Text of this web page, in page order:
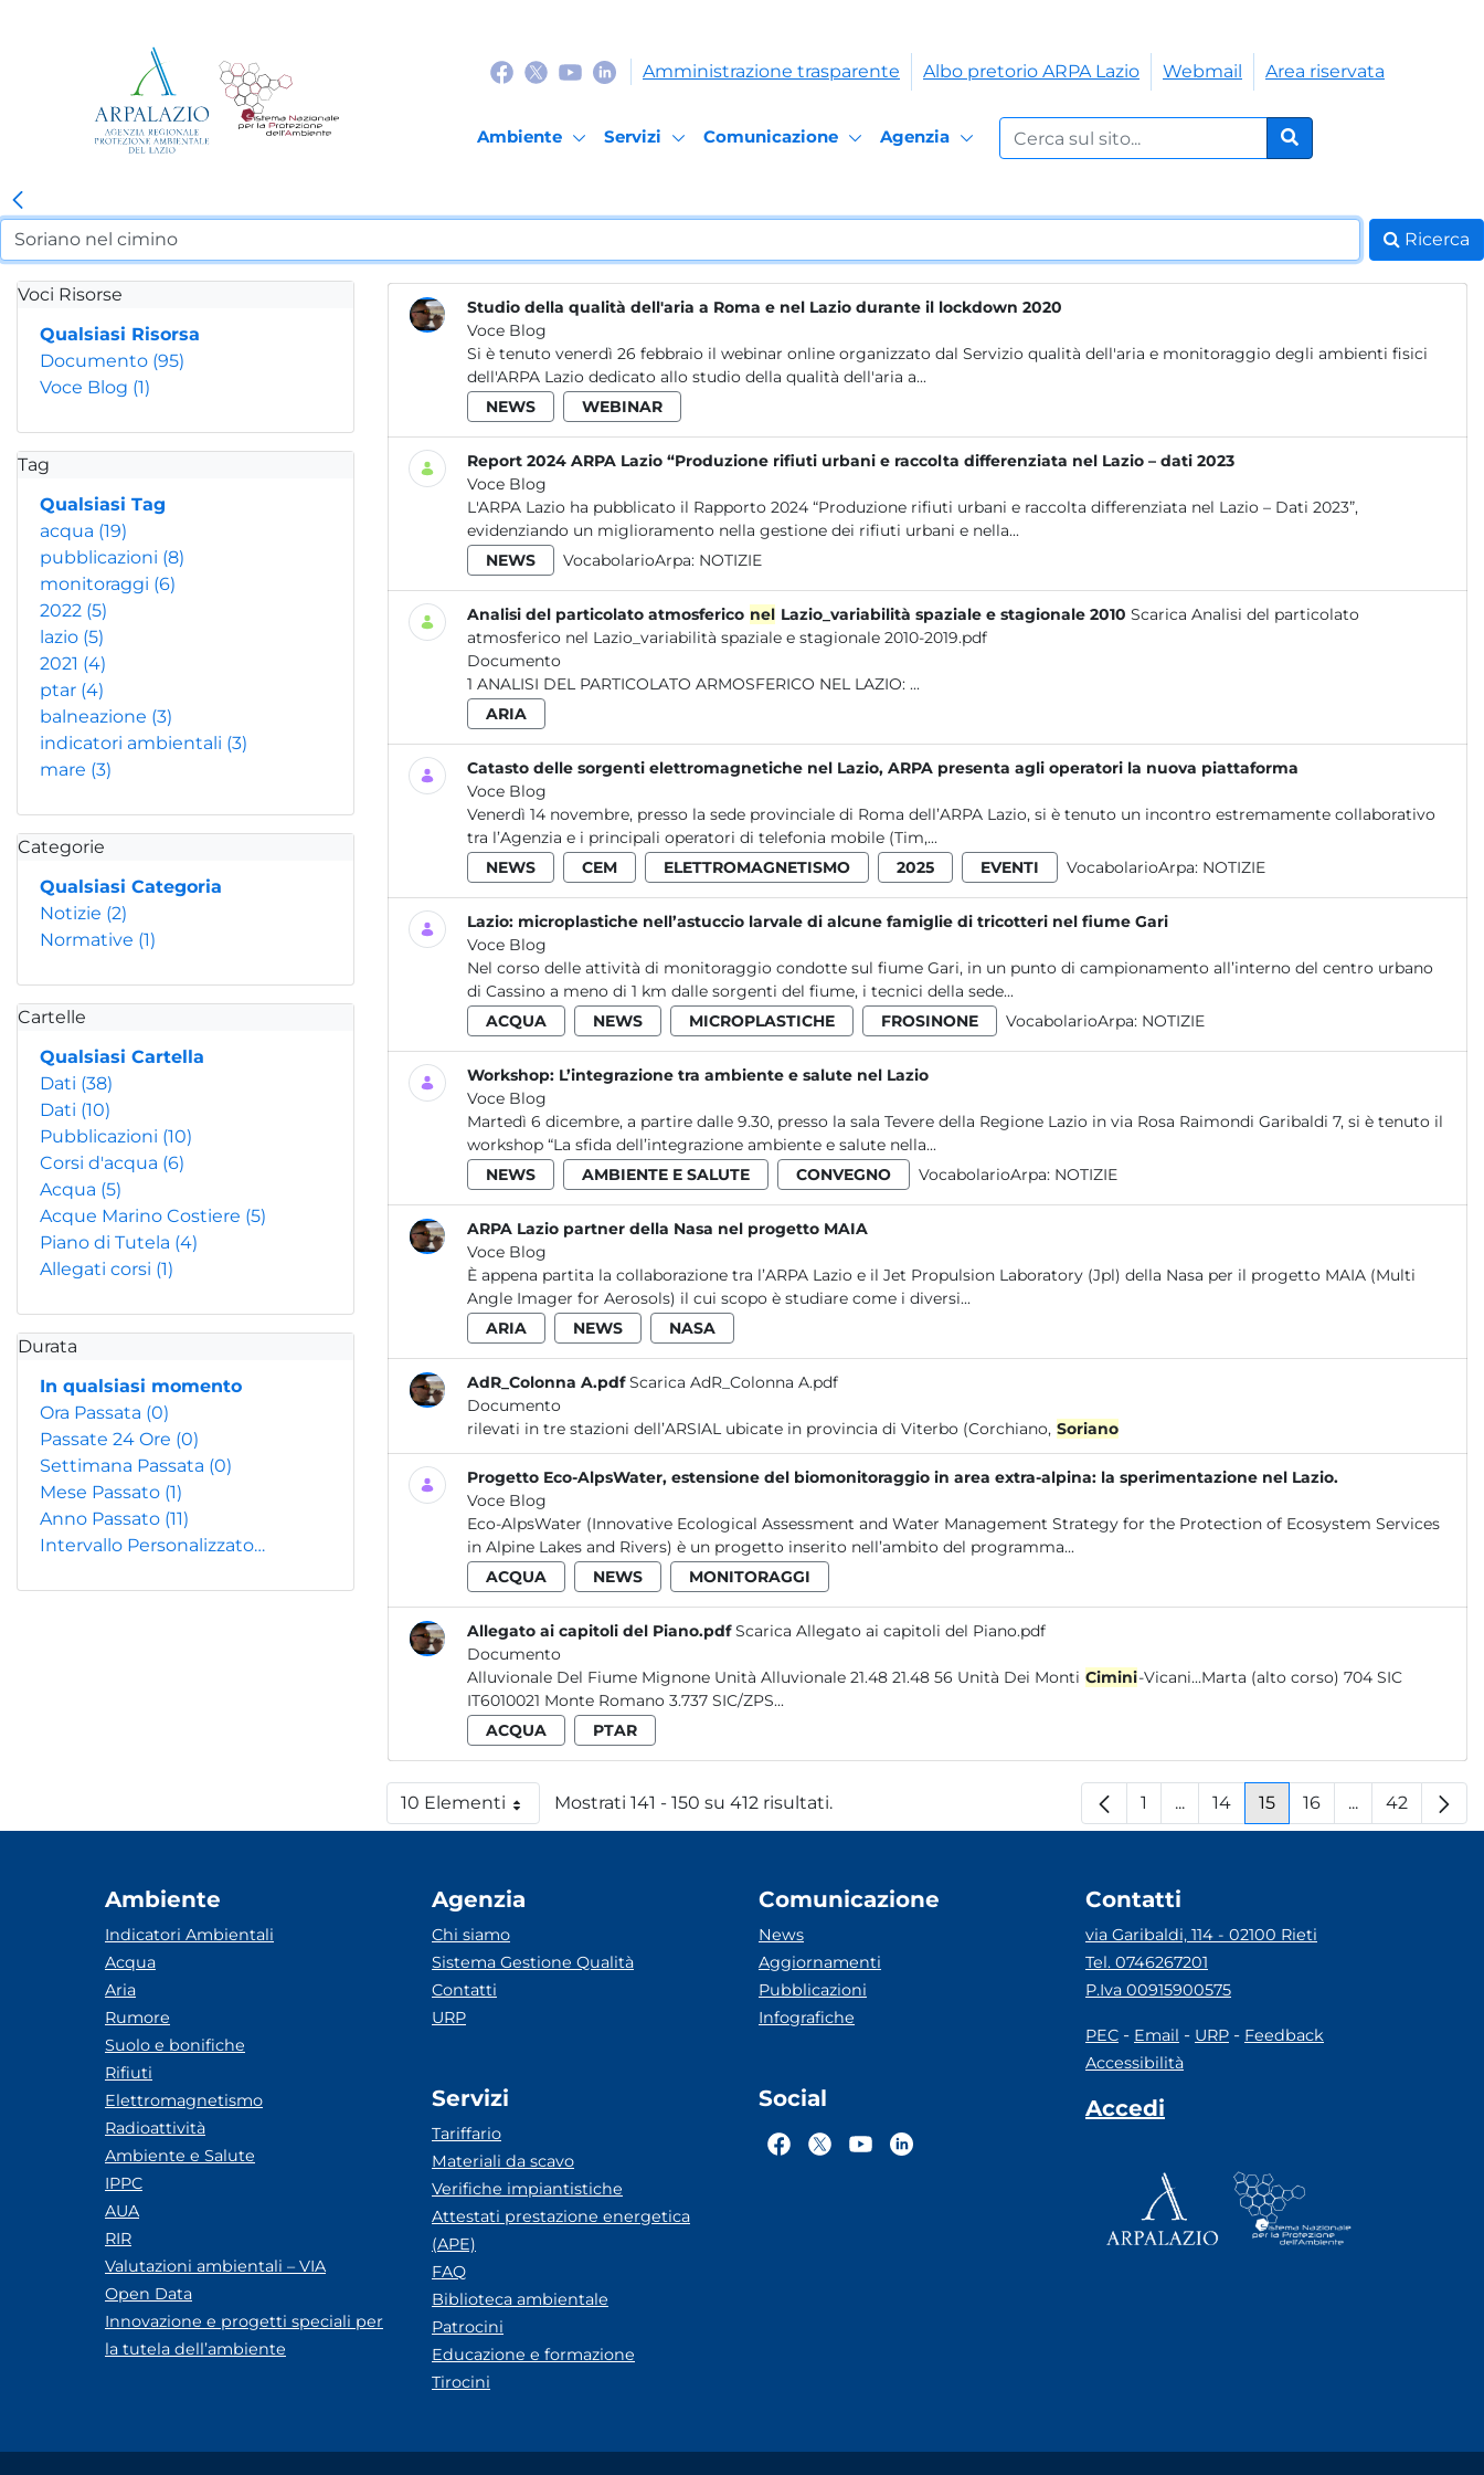
Amministrazione trasparente Albo pretorio ARPA Lazio Webmail Area riservata
Ambiente Servizi Comunicazione Agenzia
Cerca nel sito:
Cerca
Ricerca
Voci Risorse
Qualsiasi Risorsa
Documento (95)
Voce Blog (1)
Tag
Qualsiasi Tag
acqua (19)
pubblicazioni (8)
monitoraggi (6)
2022 (5)
lazio (5)
2021 (4)
ptar (4)
balneazione (3)
indicatori ambientali (3)
mare (3)
Categorie
Qualsiasi Categoria
Notizie (2)
Normative (1)
Cartelle
Qualsiasi Cartella
Dati (38)
Dati (10)
Pubblicazioni (10)
Corsi d'acqua (6)
Acqua (5)
Acque Marino Costiere (5)
Piano di Tutela (4)
Allegati corsi (1)
Durata
In qualsiasi momento
Ora Passata (0)
Passate 24 Ore (0)
Settimana Passata (0)
Mese Passato (1)
Anno Passato (11)
Intervallo Personalizzato…
Studio della qualità dell'aria a Roma e nel Lazio durante il lockdown 2020
Voce Blog
Si è tenuto venerdì 26 febbraio il webinar online organizzato dal Servizio qualità dell'aria e monitoraggio degli ambienti fisici
dell'ARPA Lazio dedicato allo studio della qualità dell'aria a...
NEWS
WEBINAR
Report 2024 ARPA Lazio “Produzione rifiuti urbani e raccolta differenziata nel Lazio – dati 2023
Voce Blog
L'ARPA Lazio ha pubblicato il Rapporto 2024 “Produzione rifiuti urbani e raccolta differenziata nel Lazio – Dati 2023”,
evidenziando un miglioramento nella gestione dei rifiuti urbani e nella...
NEWS
VocabolarioArpa: NOTIZIE
Analisi del particolato atmosferico nel Lazio_variabilità spaziale e stagionale 2010 Scarica Analisi del particolato
atmosferico nel Lazio_variabilità spaziale e stagionale 2010-2019.pdf
Documento
1 ANALISI DEL PARTICOLATO ARMOSFERICO NEL LAZIO: ...
ARIA
Catasto delle sorgenti elettromagnetiche nel Lazio, ARPA presenta agli operatori la nuova piattaforma
Voce Blog
Venerdì 14 novembre, presso la sede provinciale di Roma dell’ARPA Lazio, si è tenuto un incontro estremamente collaborativo
tra l’Agenzia e i principali operatori di telefonia mobile (Tim,...
NEWS
CEM ELETTROMAGNETISMO 2025 EVENTI VocabolarioArpa: NOTIZIE
Lazio: microplastiche nell’astuccio larvale di alcune famiglie di tricotteri nel fiume Gari
Voce Blog
Nel corso delle attività di monitoraggio condotte sul fiume Gari, in un punto di campionamento all’interno del centro urbano
di Cassino a meno di 1 km dalle sorgenti del fiume, i tecnici della sede...
ACQUA
NEWS MICROPLASTICHE FROSINONE VocabolarioArpa: NOTIZIE
Workshop: L’integrazione tra ambiente e salute nel Lazio
Voce Blog
Martedì 6 dicembre, a partire dalle 9.30, presso la sala Tevere della Regione Lazio in via Rosa Raimondi Garibaldi 7, si è tenuto il
workshop “La sfida dell’integrazione ambiente e salute nella...
NEWS
AMBIENTE E SALUTE CONVEGNO VocabolarioArpa: NOTIZIE
ARPA Lazio partner della Nasa nel progetto MAIA
Voce Blog
È appena partita la collaborazione tra l’ARPA Lazio e il Jet Propulsion Laboratory (Jpl) della Nasa per il progetto MAIA (Multi
Angle Imager for Aerosols) il cui scopo è studiare come i diversi...
ARIA
NEWS NASA
AdR_Colonna A.pdf Scarica AdR_Colonna A.pdf
Documento
rilevati in tre stazioni dell’ARSIAL ubicate in provincia di Viterbo (Corchiano, Soriano
Progetto Eco-AlpsWater, estensione del biomonitoraggio in area extra-alpina: la sperimentazione nel Lazio.
Voce Blog
Eco-AlpsWater (Innovative Ecological Assessment and Water Management Strategy for the Protection of Ecosystem Services
in Alpine Lakes and Rivers) è un progetto inserito nell’ambito del programma...
ACQUA
NEWS MONITORAGGI
Allegato ai capitoli del Piano.pdf Scarica Allegato ai capitoli del Piano.pdf
Documento
Alluvionale Del Fiume Mignone Unità Alluvionale 21.48 21.48 56 Unità Dei Monti Cimini-Vicani...Marta (alto corso) 704 SIC
IT6010021 Monte Romano 3.737 SIC/ZPS...
ACQUA
PTAR
10 ElementiPer paginaMostrati 141 - 150 su 412 risultati. Pagina
1 ...Pagine intermedie
Pagina
14 Pagina
15 Pagina
16 ...PaginePagina
42
Ambiente
Indicatori Ambientali
Acqua
Aria
Rumore
Suolo e bonifiche
Rifiuti
Elettromagnetismo
Radioattività
Ambiente e Salute
IPPC
AUA
RIR
Valutazioni ambientali – VIA
Open Data
Innovazione e progetti speciali per
la tutela dell’ambiente
Agenzia
Chi siamo
Sistema Gestione Qualità
Contatti
URP
Servizi
Tariffario
Materiali da scavo
Verifiche impiantistiche
Attestati prestazione energetica
(APE)
FAQ
Biblioteca ambientale
Patrocini
Educazione e formazione
Tirocini
Comunicazione
News
Aggiornamenti
Pubblicazioni
Infografiche
Social
Contatti
via Garibaldi, 114 - 02100 Rieti
Tel. 0746267201
P.Iva 00915900575
PEC - Email - URP - Feedback
Accessibilità
Accedi